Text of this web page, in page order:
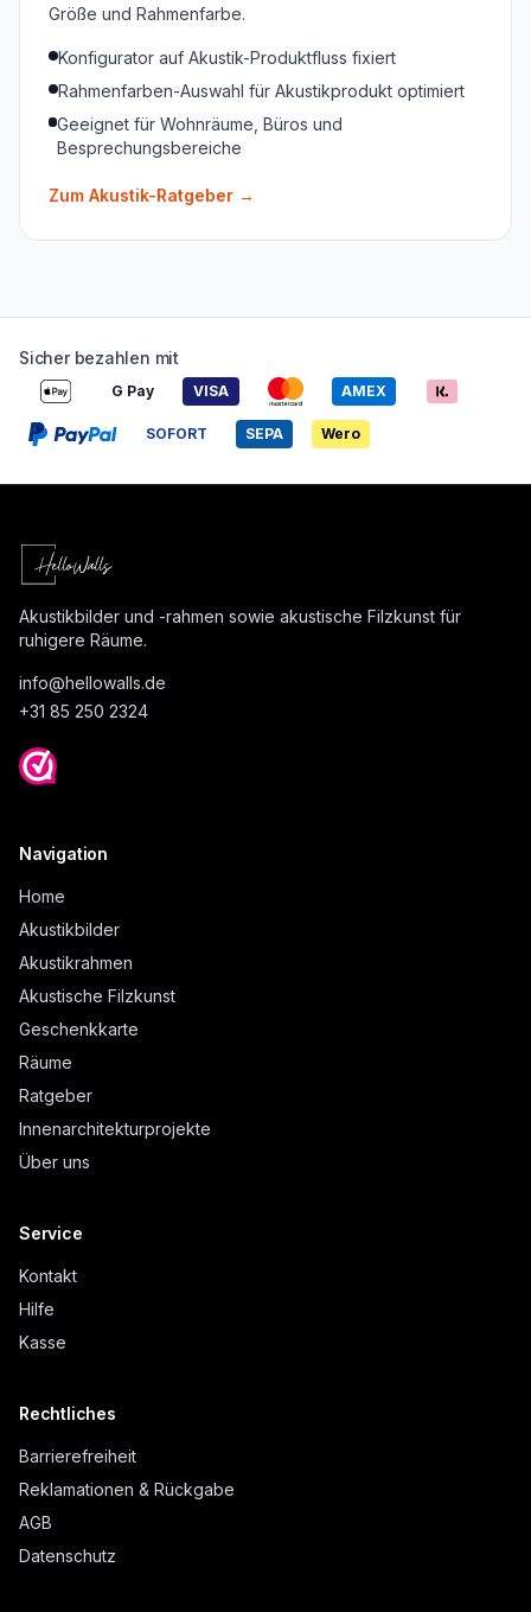
Größe und Rahmenfarbe.
Konfigurator auf Akustik-Produktfluss fixiert
Rahmenfarben-Auswahl für Akustikprodukt optimiert
Geeignet für Wohnräume, Büros und
Besprechungsbereiche
Zum Akustik-Ratgeber →
Sicher bezahlen mit
G Pay VISA AMEX
SOFORT SEPA Wero
Akustikbilder und -rahmen sowie akustische Filzkunst für
ruhigere Räume.
info@hellowalls.de
+31 85 250 2324
Navigation
Home
Akustikbilder
Akustikrahmen
Akustische Filzkunst
Geschenkkarte
Räume
Ratgeber
Innenarchitekturprojekte
Über uns
Service
Kontakt
Hilfe
Kasse
Rechtliches
Barrierefreiheit
Reklamationen & Rückgabe
AGB
Datenschutz